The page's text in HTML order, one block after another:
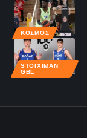
ΚΌΣΜΟΣ
STOIXIMAN
GBL